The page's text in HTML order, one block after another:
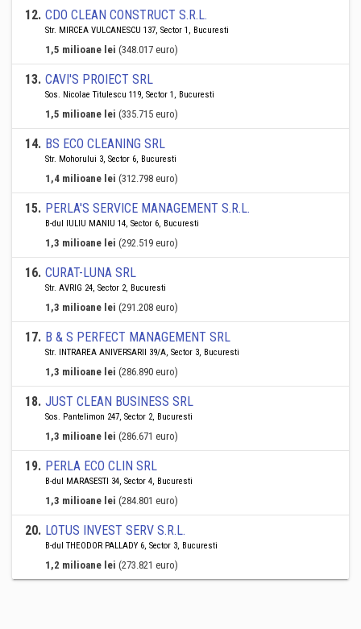
12. CDO CLEAN CONSTRUCT S.R.L.
Str. MIRCEA VULCANESCU 137, Sector 1, Bucuresti
1,5 milioane lei (348.017 euro)
13. CAVI'S PROIECT SRL
Sos. Nicolae Titulescu 119, Sector 1, Bucuresti
1,5 milioane lei (335.715 euro)
14. BS ECO CLEANING SRL
Str. Mohorului 3, Sector 6, Bucuresti
1,4 milioane lei (312.798 euro)
15. PERLA'S SERVICE MANAGEMENT S.R.L.
B-dul IULIU MANIU 14, Sector 6, Bucuresti
1,3 milioane lei (292.519 euro)
16. CURAT-LUNA SRL
Str. AVRIG 24, Sector 2, Bucuresti
1,3 milioane lei (291.208 euro)
17. B & S PERFECT MANAGEMENT SRL
Str. INTRAREA ANIVERSARII 39/A, Sector 3, Bucuresti
1,3 milioane lei (286.890 euro)
18. JUST CLEAN BUSINESS SRL
Sos. Pantelimon 247, Sector 2, Bucuresti
1,3 milioane lei (286.671 euro)
19. PERLA ECO CLIN SRL
B-dul MARASESTI 34, Sector 4, Bucuresti
1,3 milioane lei (284.801 euro)
20. LOTUS INVEST SERV S.R.L.
B-dul THEODOR PALLADY 6, Sector 3, Bucuresti
1,2 milioane lei (273.821 euro)